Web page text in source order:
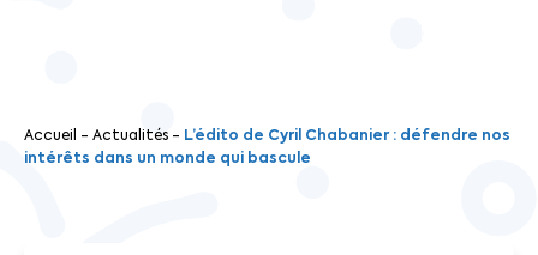
Accueil - Actualités - L’édito de Cyril Chabanier : défendre nos
intérêts dans un monde qui bascule